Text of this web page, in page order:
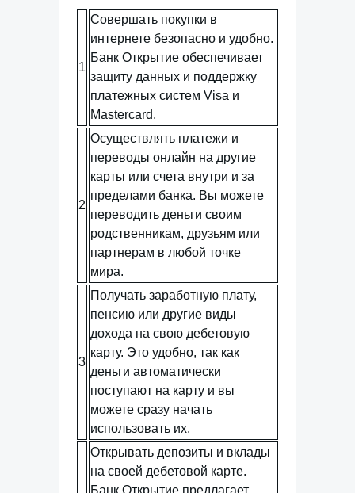
1
Совершать покупки в
интернете безопасно и удобно.
Банк Открытие обеспечивает
защиту данных и поддержку
платежных систем Visa и
Mastercard.
2
Осуществлять платежи и
переводы онлайн на другие
карты или счета внутри и за
пределами банка. Вы можете
переводить деньги своим
родственникам, друзьям или
партнерам в любой точке
мира.
3
Получать заработную плату,
пенсию или другие виды
дохода на свою дебетовую
карту. Это удобно, так как
деньги автоматически
поступают на карту и вы
можете сразу начать
использовать их.
Открывать депозиты и вклады
на своей дебетовой карте.